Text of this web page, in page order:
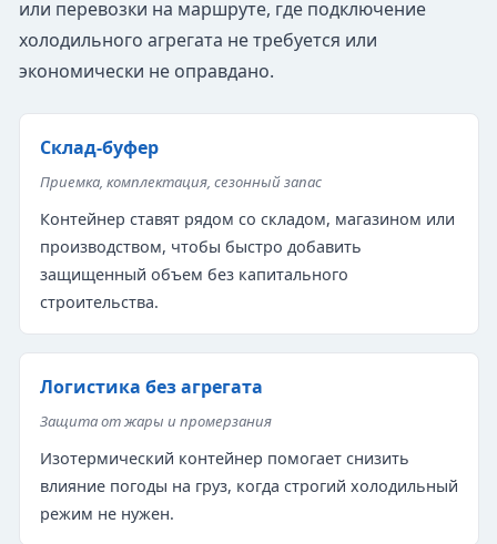
или перевозки на маршруте, где подключение
холодильного агрегата не требуется или
экономически не оправдано.
Склад-буфер
Приемка, комплектация, сезонный запас
Контейнер ставят рядом со складом, магазином или
производством, чтобы быстро добавить
защищенный объем без капитального
строительства.
Логистика без агрегата
Защита от жары и промерзания
Изотермический контейнер помогает снизить
влияние погоды на груз, когда строгий холодильный
режим не нужен.